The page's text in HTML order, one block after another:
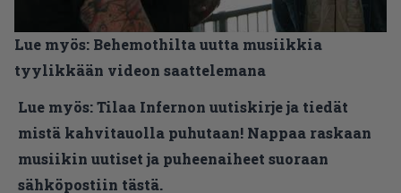
Lue myös: Behemothilta uutta musiikkia
tyylikkään videon saattelemana
Lue myös:Tilaa Infernon uutiskirje ja tiedät
mistä kahvitauolla puhutaan! Nappaa raskaan
musiikin uutiset ja puheenaiheet suoraan
sähköpostiin tästä.